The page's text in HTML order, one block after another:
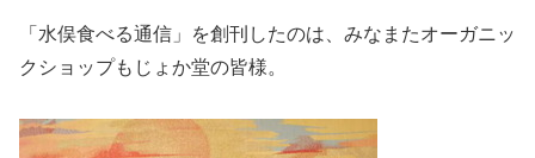
「水俣食べる通信」を創刊したのは、みなまたオーガニッ
クショップもじょか堂の皆様。